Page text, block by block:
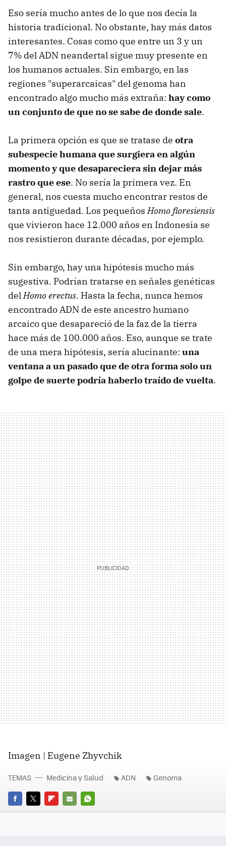
Eso sería mucho antes de lo que nos decía la
historia tradicional. No obstante, hay más datos
interesantes. Cosas como que entre un 3 y un
7% del ADN neandertal sigue muy presente en
los humanos actuales. Sin embargo, en las
regiones "superarcaicas" del genoma han
encontrado algo mucho más extraña: hay como
un conjunto de que no se sabe de donde sale.
La primera opción es que se tratase de otra
subespecie humana que surgiera en algún
momento y que desapareciera sin dejar más
rastro que ese. No sería la primera vez. En
general, nos cuesta mucho encontrar restos de
tanta antiguedad. Los pequeños Homo floresiensis
que vivieron hace 12.000 años en Indonesia se
nos resistieron durante décadas, por ejemplo.
Sin embargo, hay una hipótesis mucho más
sugestiva. Podrían tratarse en señales genéticas
del Homo erectus. Hasta la fecha, nunca hemos
encontrado ADN de este ancestro humano
arcaico que desapareció de la faz de la tierra
hace más de 100.000 años. Eso, aunque se trate
de una mera hipótesis, sería alucinante: una
ventana a un pasado que de otra forma solo un
golpe de suerte podría haberlo traído de vuelta.
Imagen | Eugene Zhyvchik
FACEBOOK
TWITTERFLIPBOARD
E-
WHATSAPP
TEMAS Medicina y Salud ADN Genoma